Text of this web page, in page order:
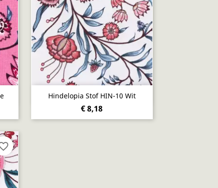
Hindelopia Stof HIN-10 Wit
€ 8,18
Snel bekijken